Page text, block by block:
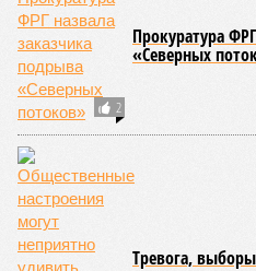
2
Прокуратура
«Северных
Тревога,